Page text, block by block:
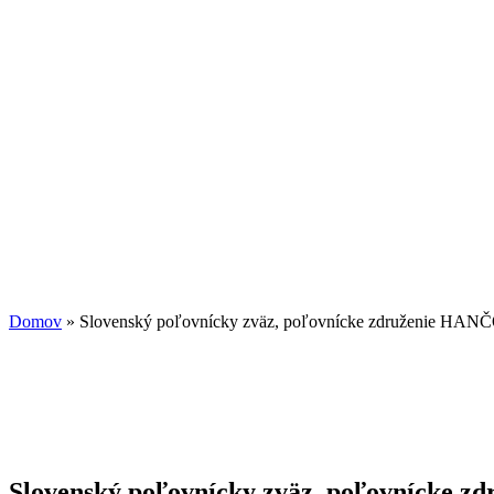
Domov » Slovenský poľovnícky zväz, poľovnícke združenie